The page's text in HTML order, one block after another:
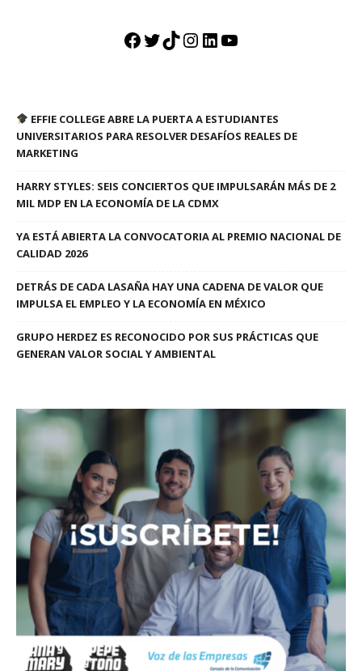
Facebook
Twitter
TikTok
Instagram
LinkedIn
YouTube
EFFIE COLLEGE ABRE LA PUERTA A ESTUDIANTES
UNIVERSITARIOS PARA RESOLVER DESAFÍOS REALES DE
MARKETING
HARRY STYLES: SEIS CONCIERTOS QUE IMPULSARÁN MÁS DE 2
MIL MDP EN LA ECONOMÍA DE LA CDMX
YA ESTÁ ABIERTA LA CONVOCATORIA AL PREMIO NACIONAL DE
CALIDAD 2026
DETRÁS DE CADA LASAÑA HAY UNA CADENA DE VALOR QUE
IMPULSA EL EMPLEO Y LA ECONOMÍA EN MÉXICO
GRUPO HERDEZ ES RECONOCIDO POR SUS PRÁCTICAS QUE
GENERAN VALOR SOCIAL Y AMBIENTAL